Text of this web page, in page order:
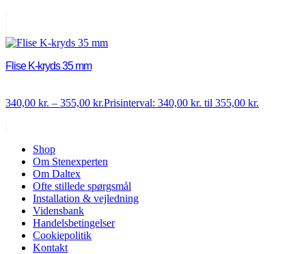
Flise K-kryds 35 mm
340,00 kr. – 355,00 kr.Prisinterval: 340,00 kr. til 355,00 kr.
Shop
Om Stenexperten
Om Daltex
Ofte stillede spørgsmål
Installation & vejledning
Vidensbank
Handelsbetingelser
Cookiepolitik
Kontakt